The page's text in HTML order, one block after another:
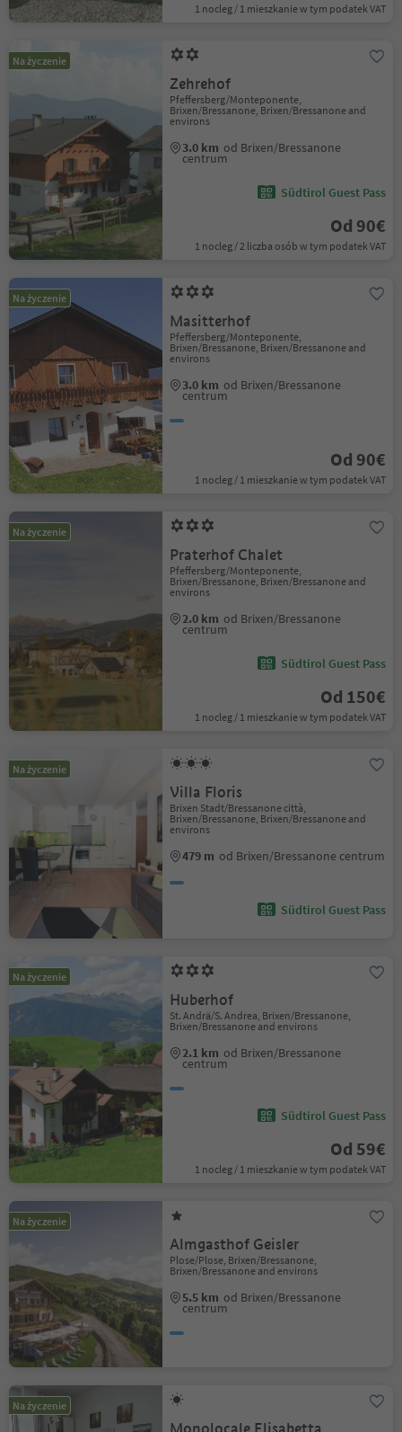
1 nocleg / 1 mieszkanie w tym podatek VAT
Na życzenie
Zehrehof
Pfeffersberg/Monteponente,
Brixen/Bressanone, Brixen/Bressanone and
environs
3.0 km od Brixen/Bressanone
centrum
Südtirol Guest Pass
Od 90€
1 nocleg / 2 liczba osób w tym podatek VAT
Na życzenie
Masitterhof
Pfeffersberg/Monteponente,
Brixen/Bressanone, Brixen/Bressanone and
environs
3.0 km od Brixen/Bressanone
centrum
Od 90€
1 nocleg / 1 mieszkanie w tym podatek VAT
Na życzenie
Praterhof Chalet
Pfeffersberg/Monteponente,
Brixen/Bressanone, Brixen/Bressanone and
environs
2.0 km od Brixen/Bressanone
centrum
Südtirol Guest Pass
Od 150€
1 nocleg / 1 mieszkanie w tym podatek VAT
Na życzenie
Villa Floris
Brixen Stadt/Bressanone città,
Brixen/Bressanone, Brixen/Bressanone and
environs
479 m od Brixen/Bressanone centrum
Südtirol Guest Pass
Na życzenie
Huberhof
St. Andrä/S. Andrea, Brixen/Bressanone,
Brixen/Bressanone and environs
2.1 km od Brixen/Bressanone
centrum
Südtirol Guest Pass
Od 59€
1 nocleg / 1 mieszkanie w tym podatek VAT
Na życzenie
Almgasthof Geisler
Plose/Plose, Brixen/Bressanone,
Brixen/Bressanone and environs
5.5 km od Brixen/Bressanone
centrum
Na życzenie